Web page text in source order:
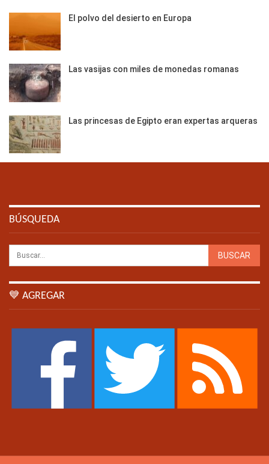
El polvo del desierto en Europa
Las vasijas con miles de monedas romanas
Las princesas de Egipto eran expertas arqueras
BÚSQUEDA
💙 AGREGAR